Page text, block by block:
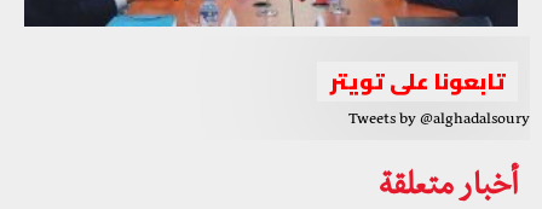
تابعونا على تويتر
Tweets by @alghadalsoury
أخبار متعلقة